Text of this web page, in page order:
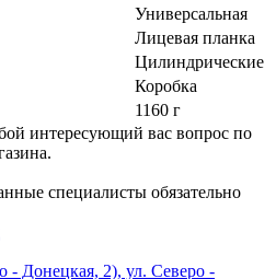
Универсальная
Лицевая планка
Цилиндрические
Коробка
1160 г
интересующий вас вопрос по
специалисты обязательно
- Донецкая, 2), ул. Северо -